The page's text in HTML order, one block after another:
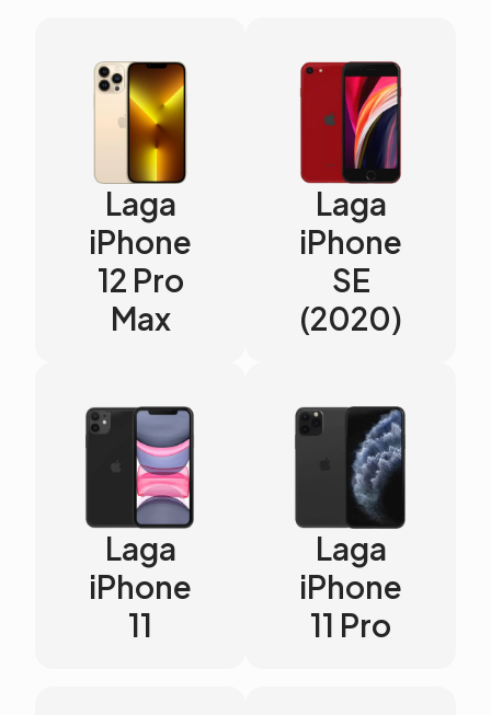
Laga
iPhone
12 Pro
Max
Laga
iPhone
SE
(2020)
Laga
iPhone
11
Laga
iPhone
11 Pro